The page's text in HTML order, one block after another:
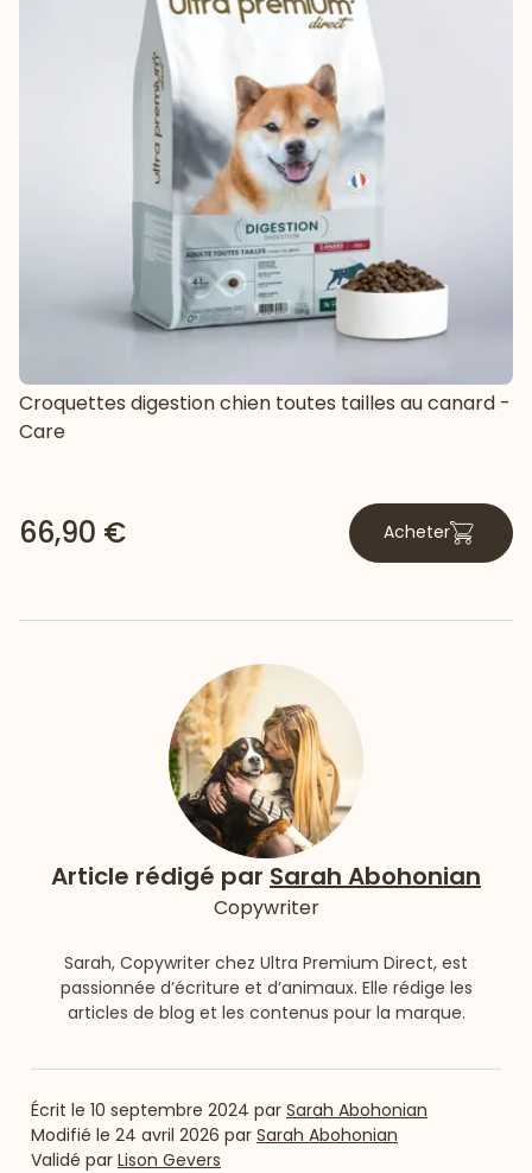
Croquettes digestion chien toutes tailles au canard -
Care
66,90 € Acheter
Article rédigé par Sarah Abohonian
Copywriter
Sarah, Copywriter chez Ultra Premium Direct, est
passionnée d’écriture et d’animaux. Elle rédige les
articles de blog et les contenus pour la marque.
Écrit le 10 septembre 2024 par Sarah Abohonian
Modifié le 24 avril 2026 par Sarah Abohonian
Validé par Lison Gevers